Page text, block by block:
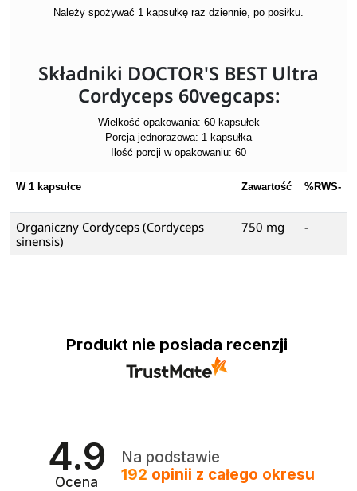
Należy spożywać 1 kapsułkę raz dziennie, po posiłku.
Składniki DOCTOR'S BEST Ultra
Cordyceps 60vegcaps:
Wielkość opakowania: 60 kapsułek
Porcja jednorazowa: 1 kapsułka
Ilość porcji w opakowaniu: 60
W 1 kapsułce Zawartość %RWS-
Organiczny Cordyceps (Cordyceps
sinensis)
750 mg -
Produkt nie posiada recenzji
4.9
Ocena
Na podstawie
192 opinii z całego okresu